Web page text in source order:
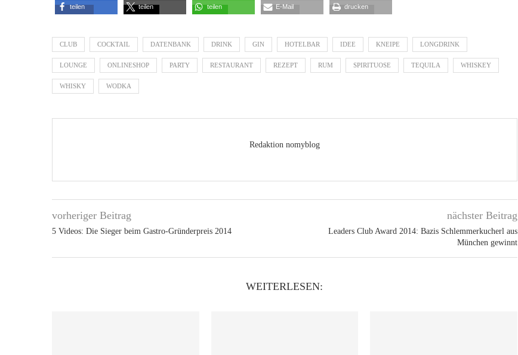
teilen teilen teilen E-Mail drucken
CLUB COCKTAIL DATENBANK DRINK GIN HOTELBAR IDEE KNEIPE LONGDRINK
LOUNGE ONLINESHOP PARTY RESTAURANT REZEPT RUM SPIRITUOSE TEQUILA WHISKEY
WHISKY WODKA
Redaktion nomyblog
vorheriger Beitrag
5 Videos: Die Sieger beim Gastro-Gründerpreis 2014
nächster Beitrag
Leaders Club Award 2014: Bazis Schlemmerkucherl aus
München gewinnt
WEITERLESEN: